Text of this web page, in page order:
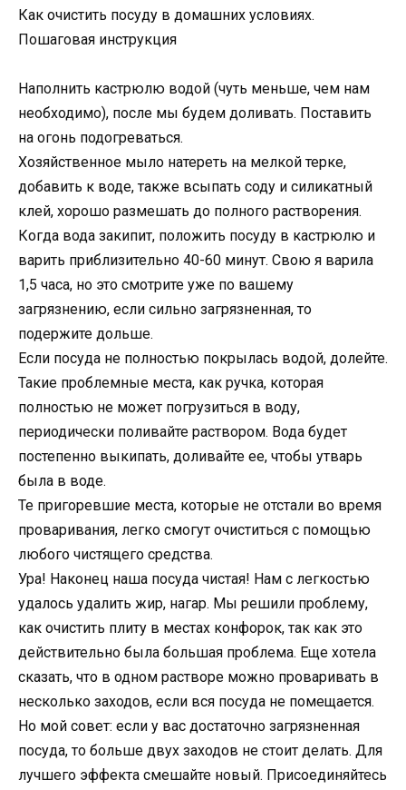
Как очистить посуду в домашних условиях.
Пошаговая инструкция
Наполнить кастрюлю водой (чуть меньше, чем нам
необходимо), после мы будем доливать. Поставить
на огонь подогреваться.
Хозяйственное мыло натереть на мелкой терке,
добавить к воде, также всыпать соду и силикатный
клей, хорошо размешать до полного растворения.
Когда вода закипит, положить посуду в кастрюлю и
варить приблизительно 40-60 минут. Свою я варила
1,5 часа, но это смотрите уже по вашему
загрязнению, если сильно загрязненная, то
подержите дольше.
Если посуда не полностью покрылась водой, долейте.
Такие проблемные места, как ручка, которая
полностью не может погрузиться в воду,
периодически поливайте раствором. Вода будет
постепенно выкипать, доливайте ее, чтобы утварь
была в воде.
Те пригоревшие места, которые не отстали во время
проваривания, легко смогут очиститься с помощью
любого чистящего средства.
Ура! Наконец наша посуда чистая! Нам с легкостью
удалось удалить жир, нагар. Мы решили проблему,
как очистить плиту в местах конфорок, так как это
действительно была большая проблема. Еще хотела
сказать, что в одном растворе можно проваривать в
несколько заходов, если вся посуда не помещается.
Но мой совет: если у вас достаточно загрязненная
посуда, то больше двух заходов не стоит делать. Для
лучшего эффекта смешайте новый. Присоединяйтесь